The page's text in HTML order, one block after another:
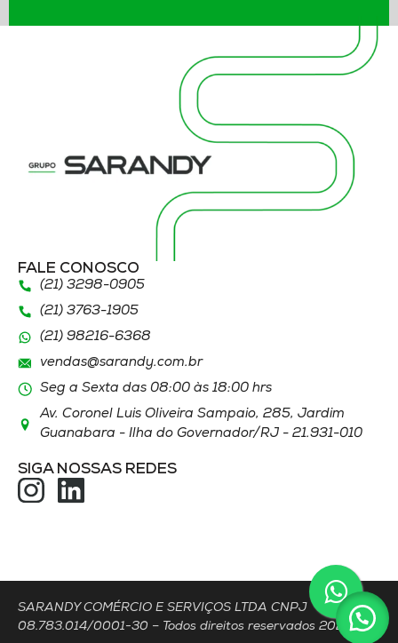
FALE CONOSCO
(21) 3298-0905
(21) 3763-1905
(21) 98216-6368
vendas@sarandy.com.br
Seg a Sexta das 08:00 às 18:00 hrs
Av. Coronel Luis Oliveira Sampaio, 285, Jardim
Guanabara - Ilha do Governador/RJ - 21.931-010
SIGA NOSSAS REDES
SARANDY COMÉRCIO E SERVIÇOS LTDA CNPJ
08.783.014/0001-30 – Todos direitos reservados 2024